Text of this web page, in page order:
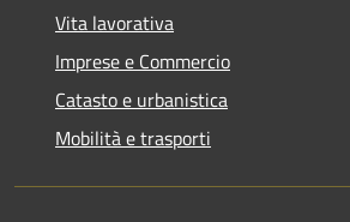
Vita lavorativa
Imprese e Commercio
Catasto e urbanistica
Mobilità e trasporti